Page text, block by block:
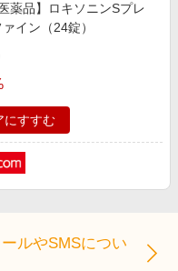
薬品】ロキソニンSプレ
イン（24錠）
にすすむ
ルやSMSについ